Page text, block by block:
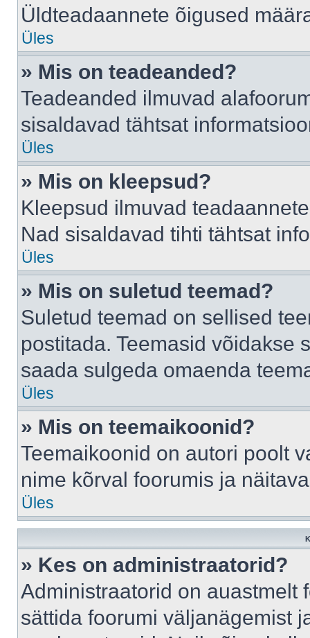
Üldteadaannete õigused
Üles
» Mis on teadeanded?
Teadeanded ilmuvad
sisaldavad tähtsat
Üles
» Mis on kleepsud?
Kleepsud ilmuvad
Nad sisaldavad tihti tähtsat
Üles
» Mis on suletud teemad?
Suletud teemad on sellised
postitada. Teemasid võidakse
saada sulgeda omaenda
Üles
» Mis on teemaikoonid?
Teemaikoonid on autori poolt
nime kõrval foorumis ja
Üles
» Kes on administraatorid?
Administraatorid on auastmelt
sättida foorumi väljanägemist